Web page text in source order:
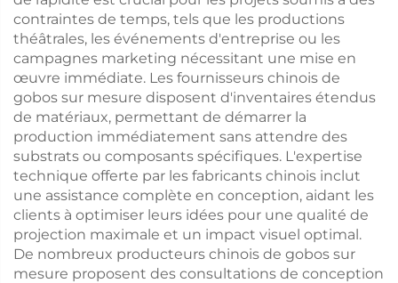
contraintes de temps, tels que les productions
théâtrales, les événements d'entreprise ou les
campagnes marketing nécessitant une mise en
œuvre immédiate. Les fournisseurs chinois de
gobos sur mesure disposent d'inventaires étendus
de matériaux, permettant de démarrer la
production immédiatement sans attendre des
substrats ou composants spécifiques. L'expertise
technique offerte par les fabricants chinois inclut
une assistance complète en conception, aidant les
clients à optimiser leurs idées pour une qualité de
projection maximale et un impact visuel optimal.
De nombreux producteurs chinois de gobos sur
mesure proposent des consultations de conception